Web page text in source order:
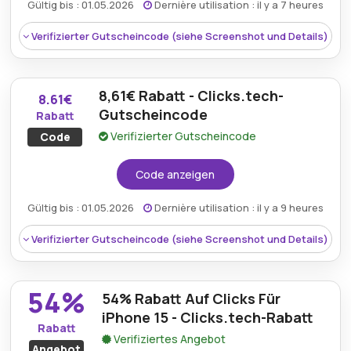
Gültig bis : 01.05.2026 Dernière utilisation : il y a 7 heures
Verifizierter Gutscheincode (siehe Screenshot und Details)
Rabatt:10% rabatt auf alle bestellungen
Mindestkaufbetrag:Kein Minimum erforderlich
Berechtigung:Für alle Kunden
Art des Angebots:Zeitlich begrenztes Angebot
8.61€
Rabatt
Code
8,61€ Rabatt - Clicks.tech-
Gutscheincode
Verifizierter Gutscheincode
Code anzeigen
Gültig bis : 01.05.2026 Dernière utilisation : il y a 9 heures
Verifizierter Gutscheincode (siehe Screenshot und Details)
54%
Rabatt
54% Rabatt Auf Clicks Für
iPhone 15 - Clicks.tech-Rabatt
Verifiziertes Angebot